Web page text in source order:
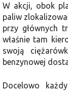
W akcji, obok
paliw
przy głównych
właśnie tam
swoją
benzynowej
Docelowo